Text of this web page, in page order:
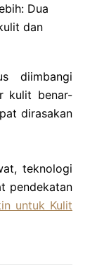
Dua
dan
diimbangi
kulit benar-
dirasakan
teknologi
pendekatan
untuk Kulit